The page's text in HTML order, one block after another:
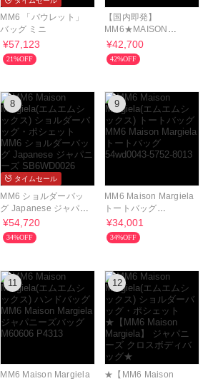
MM6 「バウレット」
バッグ ミニ
¥57,123
21%OFF
【国内即発】
MM6★MAISON
MARGIELA★JAPANESE
トートBAG♪
¥42,700
42%OFF
8
タイムセール
MM6 ショルダーバッ
グ Japanese ジャパニ
ーズ SB6WD0026
P8396
¥54,720
34%OFF
9
MM6 Maison Margiela
トートバッグ
54wd0043-5752-
8013
¥34,001
34%OFF
11
MM6 Maison Margiela
12
★【MM6 Maison